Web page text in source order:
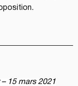
15 mars 2021